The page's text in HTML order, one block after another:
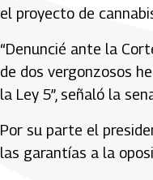
el proyecto de
“Denuncié ante la
de dos vergonzosos
la Ley 5”, señaló la
Por su parte el
las garantías a la